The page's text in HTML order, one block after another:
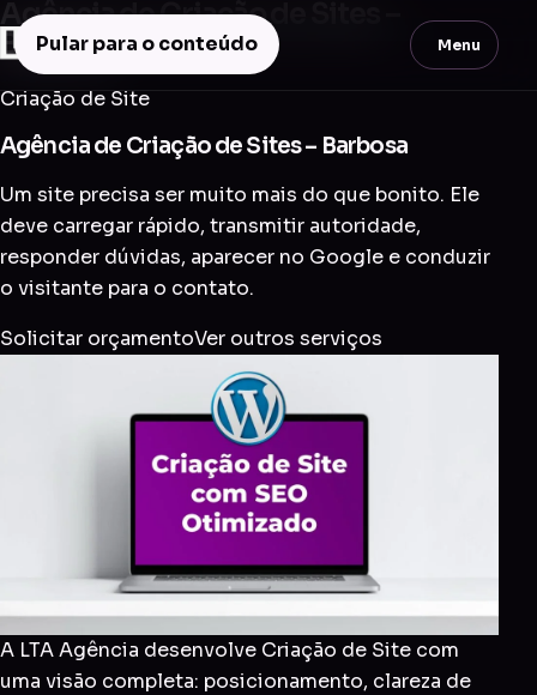
Pular para o conteúdo Menu
Agência de Criação de Sites –
Barbosa
Criação de Site
Agência de Criação de Sites – Barbosa
Um site precisa ser muito mais do que bonito. Ele
deve carregar rápido, transmitir autoridade,
responder dúvidas, aparecer no Google e conduzir
o visitante para o contato.
Solicitar orçamentoVer outros serviços
A LTA Agência desenvolve Criação de Site com
uma visão completa: posicionamento, clareza de